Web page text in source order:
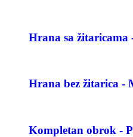
Hrana sa žitaricama
Hrana bez žitarica -
Kompletan obrok -